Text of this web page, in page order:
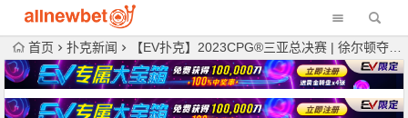
首页 扑克新闻 【EV扑克】2023CPG®三亚总决赛 | 徐尔顿夺得十周年纪念赛冠军，主赛的号角即将响起！